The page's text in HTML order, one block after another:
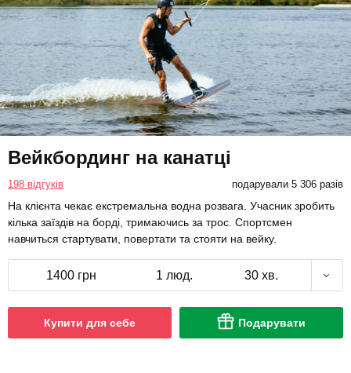
Вейкбординг на канатці
198 відгуків подарували 5 306 разів
На клієнта чекає екстремальна водна розвага. Учасник зробить
кілька заїздів на борді, тримаючись за трос. Спортсмен
навчиться стартувати, повертати та стояти на вейку.
1400 грн 1 люд. 30 хв.
Купити для себе Подарувати